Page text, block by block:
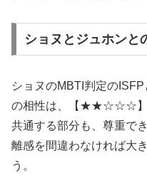
ショヌとジュホンと
ショヌのMBTI判定の
の相性は、【★★☆☆☆】
共通する部分も、尊重で
離感を間違わなければ大
う。